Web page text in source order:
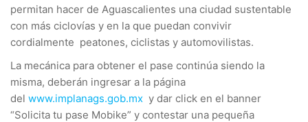
permitan hacer de Aguascalientes una ciudad sustentable
con más ciclovías y en la que puedan convivir
cordialmente peatones, ciclistas y automovilistas.
La mecánica para obtener el pase continúa siendo la
misma, deberán ingresar a la página
del www.implanags.gob.mx y dar click en el banner
“Solicita tu pase Mobike” y contestar una pequeña